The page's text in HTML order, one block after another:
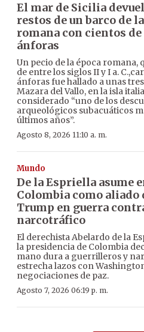
El mar de Sicilia
restos de un barco de
romana con cientos de
ánforas
Un pecio de la época romana,
de entre los siglos II y I a.
ánforas fue hallado a unas
Mazara del Vallo, en la isla
considerado “uno de los
arqueológicos subacuáticos
últimos años”.
Agosto 8, 2026 11:10 a. m.
Mundo
De la Espriella asume
Colombia como aliado
Trump en guerra
narcotráfico
El derechista Abelardo de la
la presidencia de Colombia
mano dura a guerrilleros y
estrecha lazos con
negociaciones de paz.
Agosto 7, 2026 06:19 p. m.